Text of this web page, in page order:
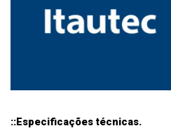
::Especificações técnicas.